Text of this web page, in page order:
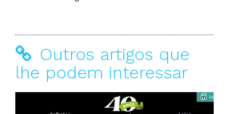
Outros artigos que
lhe podem interessar